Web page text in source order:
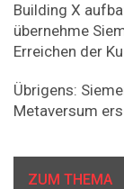
Building X
übernehme
Erreichen der
Übrigens:
Metaversum
ZUM THEMA